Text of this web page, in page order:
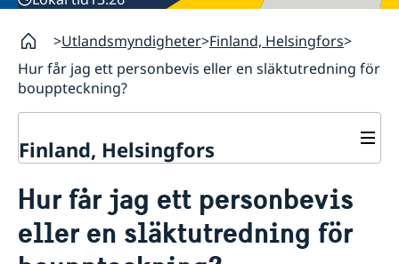
Utlandsmyndigheter Finland, Helsingfors
Hur får jag ett personbevis eller en släktutredning för
bouppteckning?
Finland, Helsingfors
Om oss
Ambassadören
Ambassadbyggnadens historia
Så stöttar vi svenska företag
Vi är en resurs för svenska företag
Hur får jag ett personbevis
eller en släktutredning för